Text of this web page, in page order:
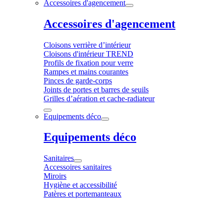
Accessoires d'agencement
Accessoires d'agencement
Cloisons verrière d’intérieur
Cloisons d'intérieur TREND
Profils de fixation pour verre
Rampes et mains courantes
Pinces de garde-corps
Joints de portes et barres de seuils
Grilles d’aération et cache-radiateur
Equipements déco
Equipements déco
Sanitaires
Accessoires sanitaires
Miroirs
Hygiène et accessibilité
Patères et portemanteaux